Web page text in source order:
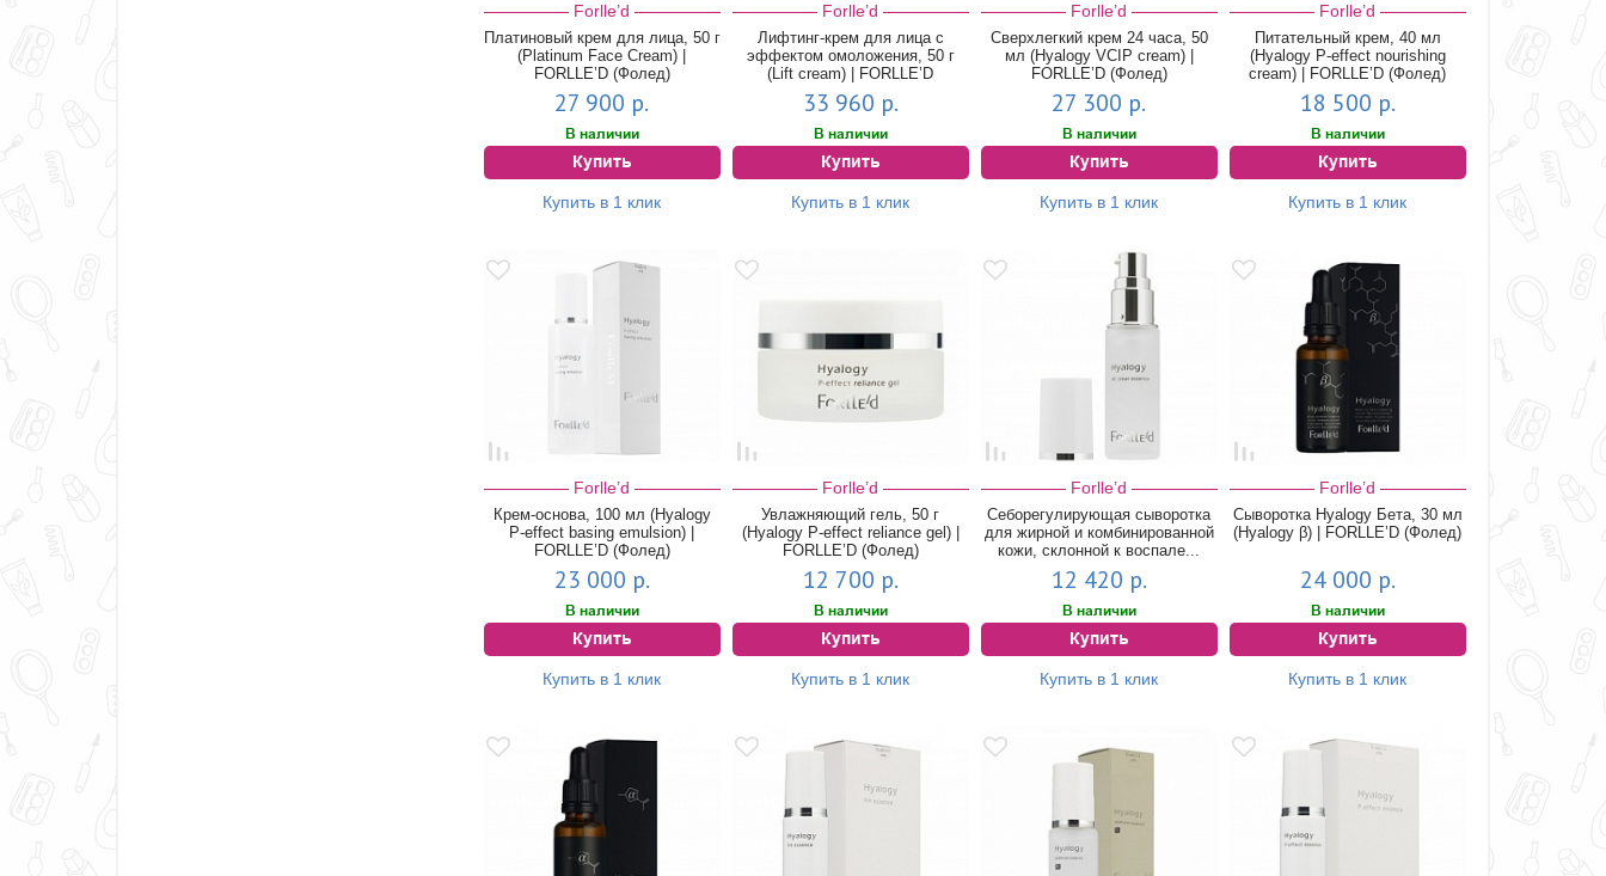
Forlle’d
Платиновый крем для лица, 50 г
(Platinum Face Cream) |
FORLLE’D (Фолед)
27 900 р.
В наличии
Купить
Купить в 1 клик
Forlle’d
Лифтинг-крем для лица с
эффектом омоложения, 50 г
(Lift cream) | FORLLE’D
(Фолед...
33 960 р.
В наличии
Купить
Купить в 1 клик
Forlle’d
Сверхлегкий крем 24 часа, 50
мл (Hyalogy VCIP cream) |
FORLLE’D (Фолед)
27 300 р.
В наличии
Купить
Купить в 1 клик
Forlle’d
Питательный крем, 40 мл
(Hyalogy P-effect nourishing
cream) | FORLLE’D (Фолед)
18 500 р.
В наличии
Купить
Купить в 1 клик
Forlle’d
Крем-основа, 100 мл (Hyalogy
P-effect basing emulsion) |
FORLLE’D (Фолед)
23 000 р.
В наличии
Купить
Купить в 1 клик
Forlle’d
Увлажняющий гель, 50 г
(Hyalogy P-effect reliance gel) |
FORLLE’D (Фолед)
12 700 р.
В наличии
Купить
Купить в 1 клик
Forlle’d
Себорегулирующая сыворотка
для жирной и комбинированной
кожи, склонной к воспале...
12 420 р.
В наличии
Купить
Купить в 1 клик
Forlle’d
Сыворотка Hyalogy Бета, 30 мл
(Hyalogy β) | FORLLE’D (Фолед)
24 000 р.
В наличии
Купить
Купить в 1 клик